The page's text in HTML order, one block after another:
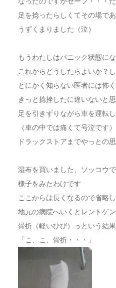
足を捻ったらしくてその場で
うずくまりました（泣）
もうわたしはパニック状態に
これからどうしたらよいか？し
とにかく知らない医者には怖
きっと捻挫したに違いないと
足を引きずりながら車を運転し
（車の中では痛くて号泣です）
ドラックストアまでやっとの
湿布を買いました、ソッコウ
様子をみたわけです
ここからは長くなるので省略
地元の病院へいくとレントゲ
骨折（軽いひび）っという結
「こ、こ、骨折・・・」